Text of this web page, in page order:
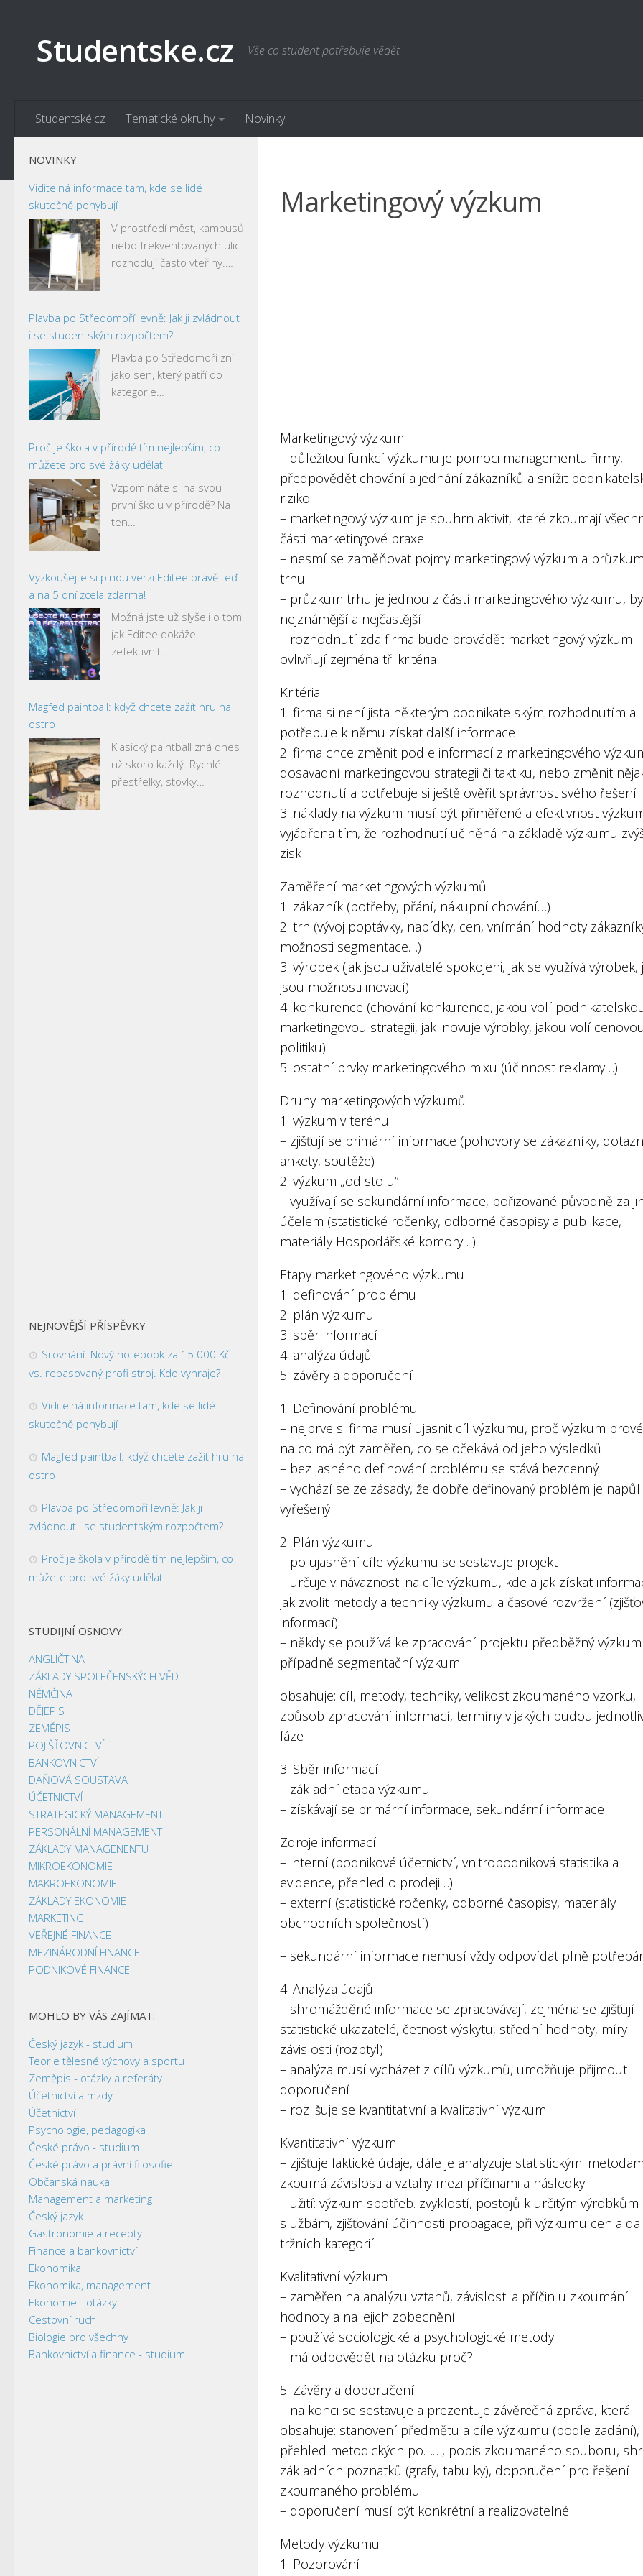
Studentske.cz Vše co student potřebuje vědět
Studentské.cz Tematické okruhy Novinky
Marketingový výzkum
Marketingový výzkum
– důležitou funkcí výzkumu je pomoci managementu firmy,
předpovědět chování a jednání zákazníků a snížit
riziko
– marketingový výzkum je souhrn aktivit, které zkoumají
části marketingové praxe
– nesmí se zaměňovat pojmy marketingový výzkum a
trhu
– průzkum trhu je jednou z částí marketingového výzkumu,
nejznámější a nejčastější
– rozhodnutí zda firma bude provádět marketingový výzkum
ovlivňují zejména tři kritéria
Kritéria
1. firma si není jista některým podnikatelským rozhodnutím a
potřebuje k němu získat další informace
2. firma chce změnit podle informací z marketingového
dosavadní marketingovou strategii či taktiku, nebo změnit
rozhodnutí a potřebuje si ještě ověřit správnost svého řešení
3. náklady na výzkum musí být přiměřené a efektivnost
vyjádřena tím, že rozhodnutí učiněná na základě výzkumu
zisk
Zaměření marketingových výzkumů
1. zákazník (potřeby, přání, nákupní chování…)
2. trh (vývoj poptávky, nabídky, cen, vnímání hodnoty
možnosti segmentace…)
3. výrobek (jak jsou uživatelé spokojeni, jak se využívá výrobek,
jsou možnosti inovací)
4. konkurence (chování konkurence, jakou volí
marketingovou strategii, jak inovuje výrobky, jakou volí
politiku)
5. ostatní prvky marketingového mixu (účinnost reklamy…)
Druhy marketingových výzkumů
1. výzkum v terénu
– zjišťují se primární informace (pohovory se zákazníky,
ankety, soutěže)
2. výzkum „od stolu“
– využívají se sekundární informace, pořizované původně za
účelem (statistické ročenky, odborné časopisy a publikace,
materiály Hospodářské komory…)
Etapy marketingového výzkumu
1. definování problému
2. plán výzkumu
3. sběr informací
4. analýza údajů
5. závěry a doporučení
1. Definování problému
– nejprve si firma musí ujasnit cíl výzkumu, proč výzkum
na co má být zaměřen, co se očekává od jeho výsledků
– bez jasného definování problému se stává bezcenný
– vychází se ze zásady, že dobře definovaný problém je napůl
vyřešený
2. Plán výzkumu
– po ujasnění cíle výzkumu se sestavuje projekt
– určuje v návaznosti na cíle výzkumu, kde a jak získat
jak zvolit metody a techniky výzkumu a časové rozvržení
informací)
– někdy se používá ke zpracování projektu předběžný výzkum
případně segmentační výzkum
obsahuje: cíl, metody, techniky, velikost zkoumaného vzorku,
způsob zpracování informací, termíny v jakých budou
fáze
3. Sběr informací
– základní etapa výzkumu
– získávají se primární informace, sekundární informace
Zdroje informací
– interní (podnikové účetnictví, vnitropodniková statistika a
evidence, přehled o prodeji…)
– externí (statistické ročenky, odborné časopisy, materiály
obchodních společností)
– sekundární informace nemusí vždy odpovídat plně
4. Analýza údajů
– shromážděné informace se zpracovávají, zejména se zjišťují
statistické ukazatelé, četnost výskytu, střední hodnoty, míry
závislosti (rozptyl)
– analýza musí vycházet z cílů výzkumů, umožňuje přijmout
doporučení
– rozlišuje se kvantitativní a kvalitativní výzkum
Kvantitativní výzkum
– zjišťuje faktické údaje, dále je analyzuje statistickými
zkoumá závislosti a vztahy mezi příčinami a následky
– užití: výzkum spotřeb. zvyklostí, postojů k určitým výrobkům
službám, zjišťování účinnosti propagace, při výzkumu cen a
tržních kategorií
Kvalitativní výzkum
– zaměřen na analýzu vztahů, závislosti a příčin u zkoumání
hodnoty a na jejich zobecnění
– používá sociologické a psychologické metody
– má odpovědět na otázku proč?
5. Závěry a doporučení
– na konci se sestavuje a prezentuje závěrečná zpráva, která
obsahuje: stanovení předmětu a cíle výzkumu (podle zadání),
přehled metodických po……, popis zkoumaného souboru,
základních poznatků (grafy, tabulky), doporučení pro řešení
zkoumaného problému
– doporučení musí být konkrétní a realizovatelné
Metody výzkumu
1. Pozorování
NOVINKY
Viditelná informace tam, kde se lidé
skutečně pohybují
V prostředí měst, kampusů
nebo frekventovaných ulic
rozhodují často vteřiny.…
Plavba po Středomoří levně: Jak ji zvládnout
i se studentským rozpočtem?
Plavba po Středomoří zní
jako sen, který patří do
kategorie…
Proč je škola v přírodě tím nejlepším, co
můžete pro své žáky udělat
Vzpomínáte si na svou
první školu v přírodě? Na
ten…
Vyzkoušejte si plnou verzi Editee právě teď
a na 5 dní zcela zdarma!
Možná jste už slyšeli o tom,
jak Editee dokáže
zefektivnit…
Magfed paintball: když chcete zažít hru na
ostro
Klasický paintball zná dnes
už skoro každý. Rychlé
přestřelky, stovky…
NEJNOVĚJŠÍ PŘÍSPĚVKY
Srovnání: Nový notebook za 15 000 Kč
vs. repasovaný profi stroj. Kdo vyhraje?
Viditelná informace tam, kde se lidé
skutečně pohybují
Magfed paintball: když chcete zažít hru na
ostro
Plavba po Středomoří levně: Jak ji
zvládnout i se studentským rozpočtem?
Proč je škola v přírodě tím nejlepším, co
můžete pro své žáky udělat
STUDIJNÍ OSNOVY:
ANGLIČTINA
ZÁKLADY SPOLEČENSKÝCH VĚD
NĚMČINA
DĚJEPIS
ZEMĚPIS
POJIŠŤOVNICTVÍ
BANKOVNICTVÍ
DAŇOVÁ SOUSTAVA
ÚČETNICTVÍ
STRATEGICKÝ MANAGEMENT
PERSONÁLNÍ MANAGEMENT
ZÁKLADY MANAGENENTU
MIKROEKONOMIE
MAKROEKONOMIE
ZÁKLADY EKONOMIE
MARKETING
VEŘEJNÉ FINANCE
MEZINÁRODNÍ FINANCE
PODNIKOVÉ FINANCE
MOHLO BY VÁS ZAJÍMAT:
Český jazyk - studium
Teorie tělesné výchovy a sportu
Zeměpis - otázky a referáty
Účetnictví a mzdy
Účetnictví
Psychologie, pedagogika
České právo - studium
České právo a právní filosofie
Občanská nauka
Management a marketing
Český jazyk
Gastronomie a recepty
Finance a bankovnictví
Ekonomika
Ekonomika, management
Ekonomie - otázky
Cestovní ruch
Biologie pro všechny
Bankovnictví a finance - studium